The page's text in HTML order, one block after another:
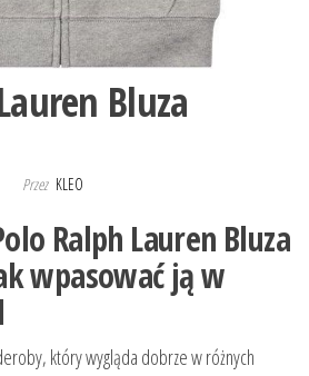
Bluza
Przez KLEO
Ralph Lauren Bluza
wpasować ją w
który wygląda dobrze w różnych